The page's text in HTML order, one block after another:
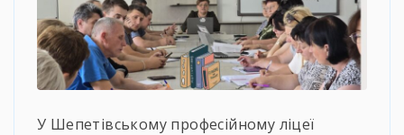
У Шепетівському професійному ліцеї